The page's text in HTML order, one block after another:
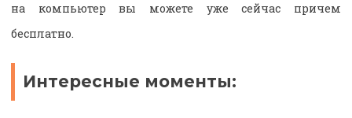
на компьютер вы можете уже сейчас причем
бесплатно.
Интересные моменты: